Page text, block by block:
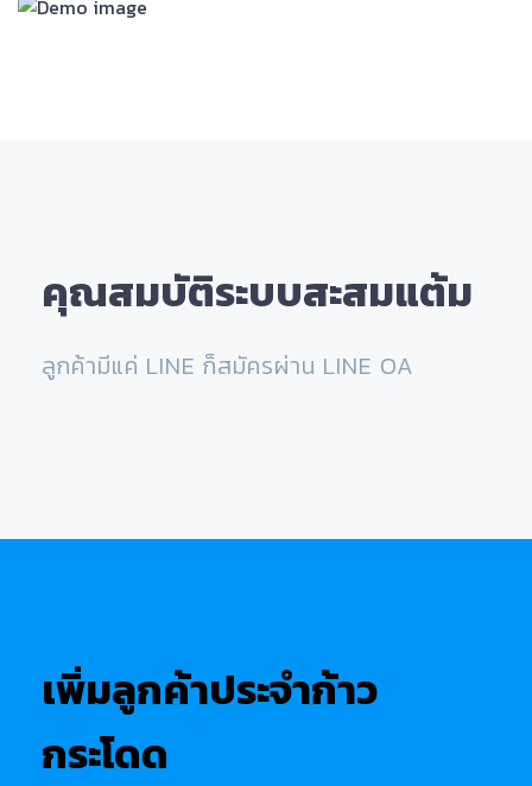
คุณสมบัติระบบสะสมแต้ม
ลูกค้ามีแค่ LINE ก็สมัครผ่าน LINE OA
เพิ่มลูกค้าประจำก้าว
กระโดด